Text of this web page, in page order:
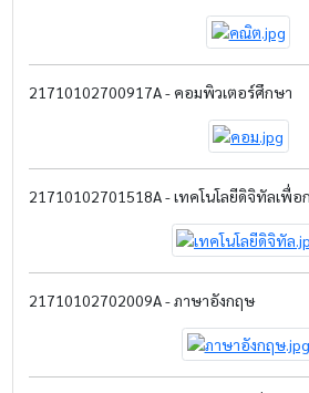
21710102700917A - คอมพิวเตอร์ศึกษา
21710102701518A - เทคโนโลยีดิจิทัลเพื่อ
21710102702009A - ภาษาอังกฤษ